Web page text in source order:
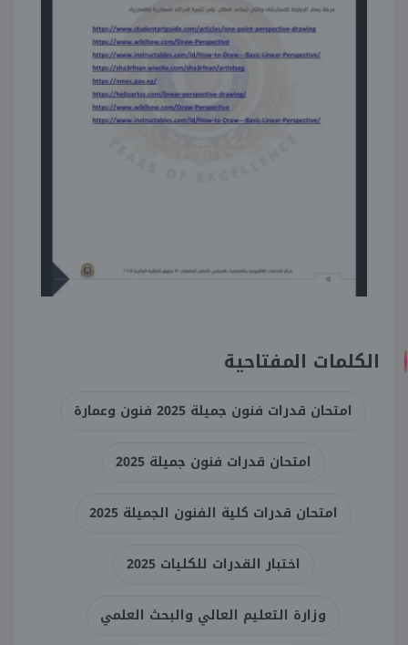
الكلمات المفتاحية
امتحان قدرات فنون جميلة 2025 فنون وعمارة
امتحان قدرات فنون جميلة 2025
امتحان قدرات كلية الفنون الجميلة 2025
اختبار القدرات للكليات 2025
وزارة التعليم العالي والبحث العلمي